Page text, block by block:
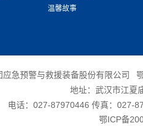
温馨故事
急预警与救援装备股份有限公司
地址：武汉市江夏
电话：027-87970446 传真：027-
鄂ICP备